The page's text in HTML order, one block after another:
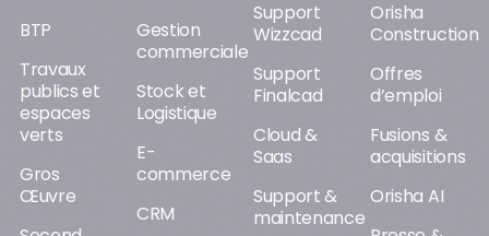
BTP
Travaux
publics et
espaces
verts
Gros
Œuvre
Gestion
commerciale
Stock et
Logistique
E-
commerce
CRM
Support
Wizzcad
Support
Finalcad
Cloud &
Saas
Support &
maintenance
Orisha
Construction
Offres
d’emploi
Fusions &
acquisitions
Orisha AI